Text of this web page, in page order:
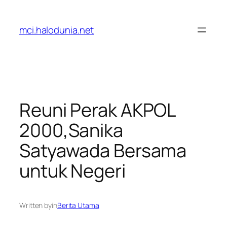
konten
mci.halodunia.net
Reuni Perak AKPOL
2000,Sanika
Satyawada Bersama
untuk Negeri
Written byinBerita Utama